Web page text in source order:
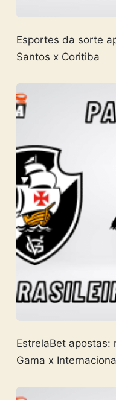
Esportes da sorte
Santos x Coritiba
EstrelaBet apostas:
Gama x